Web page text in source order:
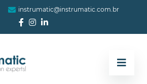
instrumatic@instrumatic.com.br